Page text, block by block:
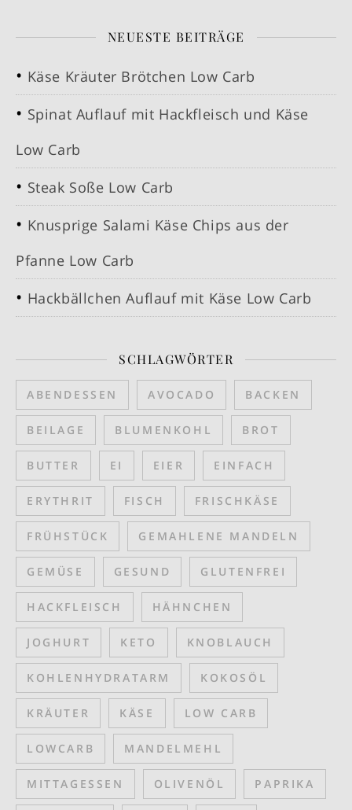
NEUESTE BEITRÄGE
Käse Kräuter Brötchen Low Carb
Spinat Auflauf mit Hackfleisch und Käse
Low Carb
Steak Soße Low Carb
Knusprige Salami Käse Chips aus der
Pfanne Low Carb
Hackbällchen Auflauf mit Käse Low Carb
SCHLAGWÖRTER
ABENDESSEN AVOCADO BACKEN
BEILAGE BLUMENKOHL BROT
BUTTER EI EIER EINFACH
ERYTHRIT FISCH FRISCHKÄSE
FRÜHSTÜCK GEMAHLENE MANDELN
GEMÜSE GESUND GLUTENFREI
HACKFLEISCH HÄHNCHEN
JOGHURT KETO KNOBLAUCH
KOHLENHYDRATARM KOKOSÖL
KRÄUTER KÄSE LOW CARB
LOWCARB MANDELMEHL
MITTAGESSEN OLIVENÖL PAPRIKA